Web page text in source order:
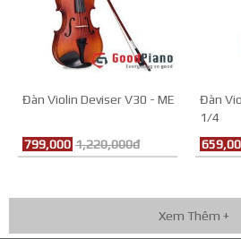
Đàn Violin Deviser V30 - ME
799,000 1,220,000đ
Đàn
1/4
Xem Thêm +